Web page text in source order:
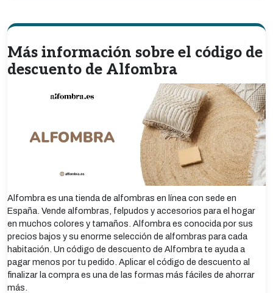
Más información sobre el código de
descuento de Alfombra
Alfombra es una tienda de alfombras en línea con sede en
España. Vende alfombras, felpudos y accesorios para el hogar
en muchos colores y tamaños. Alfombra es conocida por sus
precios bajos y su enorme selección de alfombras para cada
habitación. Un código de descuento de Alfombra te ayuda a
pagar menos por tu pedido. Aplicar el código de descuento al
finalizar la compra es una de las formas más fáciles de ahorrar
más.